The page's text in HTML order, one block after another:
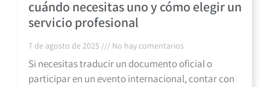
cuándo necesitas uno y cómo elegir un
servicio profesional
7 de agosto de 2025 No hay comentarios
Si necesitas traducir un documento oficial o
participar en un evento internacional, contar con